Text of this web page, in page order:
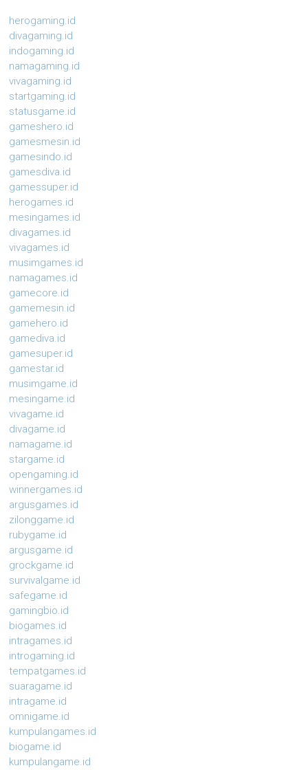
herogaming.id
divagaming.id
indogaming.id
namagaming.id
vivagaming.id
startgaming.id
statusgame.id
gameshero.id
gamesmesin.id
gamesindo.id
gamesdiva.id
gamessuper.id
herogames.id
mesingames.id
divagames.id
vivagames.id
musimgames.id
namagames.id
gamecore.id
gamemesin.id
gamehero.id
gamediva.id
gamesuper.id
gamestar.id
musimgame.id
mesingame.id
vivagame.id
divagame.id
namagame.id
stargame.id
opengaming.id
winnergames.id
argusgames.id
zilonggame.id
rubygame.id
argusgame.id
grockgame.id
survivalgame.id
safegame.id
gamingbio.id
biogames.id
intragames.id
introgaming.id
tempatgames.id
suaragame.id
intragame.id
omnigame.id
kumpulangames.id
biogame.id
kumpulangame.id